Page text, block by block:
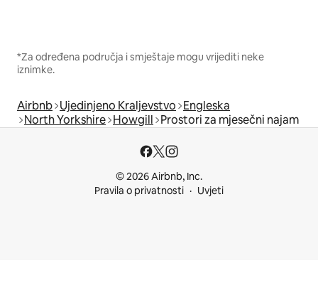
*Za određena područja i smještaje mogu vrijediti neke
iznimke.
Airbnb Ujedinjeno Kraljevstvo Engleska
North Yorkshire Howgill Prostori za mjesečni najam
© 2026 Airbnb, Inc.
Pravila o privatnosti
Uvjeti